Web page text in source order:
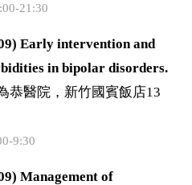
21:30
Early intervention and
in bipolar disorders.
恭醫院，新竹國賓飯店13
9:30
Management of